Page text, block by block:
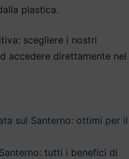
plastica.
scegliere i nostri
accedere direttamente nel
sul Santerno: ottimi per il
tutti i benefici di